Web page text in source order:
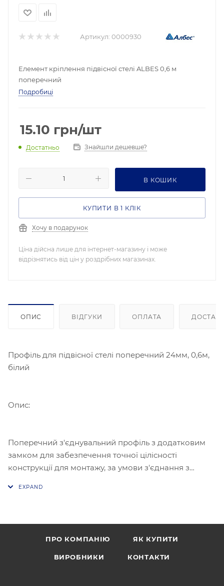
Артикул: 0000930
Елемент кріплення підвісної стелі ALBES 0,6 м
поперечний
Подробиці
15.10 грн/шт
Достатньо Знайшли дешевше?
В КОШИК
КУПИТИ В 1 КЛІК
Хочу в подарунок
Ціна дійсна лише для інтернет-магазину і може
відрізнятись від цін у роздрібних магазинах.
ОПИС ВІДГУКИ ОПЛАТА
Профіль для підвісної стелі поперечний 24мм, 0,6м,
білий
Опис:
Поперечний з'єднувальний профіль з додатковим
замком для забезпечення точної цілісності
конструкції для монтажу, за умови з'єднання з
ПРО КОМПАНІЮ ЯК КУПИТИ
ВИРОБНИКИ КОНТАКТИ